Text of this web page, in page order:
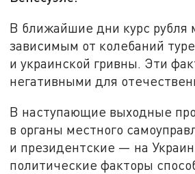
В ближайшие дни курс рубля
зависимым от колебаний
и украинской гривны. Эти
негативными для
В наступающие выходные
в органы местного
и президентские — на
политические факторы